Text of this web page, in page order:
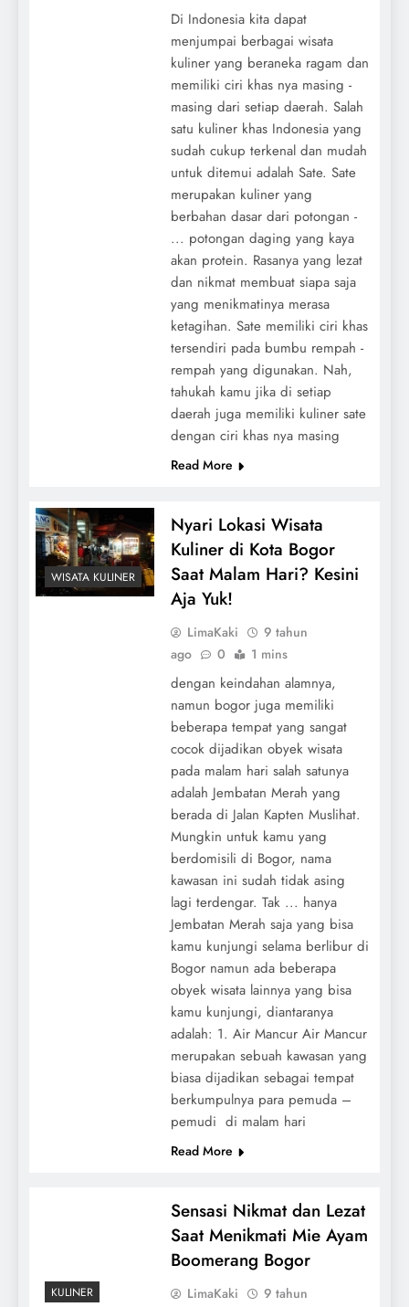
Di Indonesia kita dapat
menjumpai berbagai wisata
kuliner yang beraneka ragam dan
memiliki ciri khas nya masing -
masing dari setiap daerah. Salah
satu kuliner khas Indonesia yang
sudah cukup terkenal dan mudah
untuk ditemui adalah Sate. Sate
merupakan kuliner yang
berbahan dasar dari potongan -
... potongan daging yang kaya
akan protein. Rasanya yang lezat
dan nikmat membuat siapa saja
yang menikmatinya merasa
ketagihan. Sate memiliki ciri khas
tersendiri pada bumbu rempah -
rempah yang digunakan. Nah,
tahukah kamu jika di setiap
daerah juga memiliki kuliner sate
dengan ciri khas nya masing
Read More
WISATA KULINER
Nyari Lokasi Wisata
Kuliner di Kota Bogor
Saat Malam Hari? Kesini
Aja Yuk!
LimaKaki
9 tahun
ago
0 1 mins
dengan keindahan alamnya,
namun bogor juga memiliki
beberapa tempat yang sangat
cocok dijadikan obyek wisata
pada malam hari salah satunya
adalah Jembatan Merah yang
berada di Jalan Kapten Muslihat.
Mungkin untuk kamu yang
berdomisili di Bogor, nama
kawasan ini sudah tidak asing
lagi terdengar. Tak ... hanya
Jembatan Merah saja yang bisa
kamu kunjungi selama berlibur di
Bogor namun ada beberapa
obyek wisata lainnya yang bisa
kamu kunjungi, diantaranya
adalah: 1. Air Mancur Air Mancur
merupakan sebuah kawasan yang
biasa dijadikan sebagai tempat
berkumpulnya para pemuda –
pemudi di malam hari
Read More
Sensasi Nikmat dan Lezat
Saat Menikmati Mie Ayam
Boomerang Bogor
LimaKaki
9 tahun